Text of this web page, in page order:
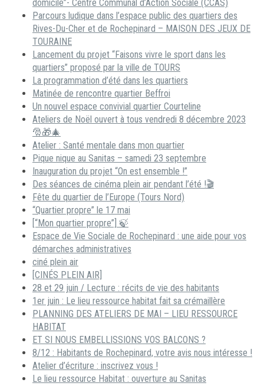
domicile”- Centre Communal d’Action Sociale (CCAS)
Parcours ludique dans l’espace public des quartiers des
Rives-Du-Cher et de Rochepinard – MAISON DES JEUX DE
TOURAINE
Lancement du projet “Faisons vivre le sport dans les
quartiers” proposé par la ville de TOURS
La programmation d’été dans les quartiers
Matinée de rencontre quartier Beffroi
Un nouvel espace convivial quartier Courteline
Ateliers de Noël ouvert à tous vendredi 8 décembre 2023
🎅🎁🎄
Atelier : Santé mentale dans mon quartier
Pique nique au Sanitas – samedi 23 septembre
Inauguration du projet “On est ensemble !”
Des séances de cinéma plein air pendant l’été !🎬
Fête du quartier de l’Europe (Tours Nord)
“Quartier propre” le 17 mai
[“Mon quartier propre”] 🍃
Espace de Vie Sociale de Rochepinard : une aide pour vos
démarches administratives
ciné plein air
[CINÉS PLEIN AIR]
28 et 29 juin / Lecture : récits de vie des habitants
1er juin : Le lieu ressource habitat fait sa crémaillère
PLANNING DES ATELIERS DE MAI – LIEU RESSOURCE
HABITAT
ET SI NOUS EMBELLISSIONS VOS BALCONS ?
8/12 : Habitants de Rochepinard, votre avis nous intéresse !
Atelier d’écriture : inscrivez vous !
Le lieu ressource Habitat : ouverture au Sanitas